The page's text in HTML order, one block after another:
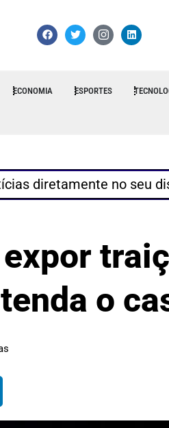
ECONOMIA ESPORTES
diretamente no seu
o